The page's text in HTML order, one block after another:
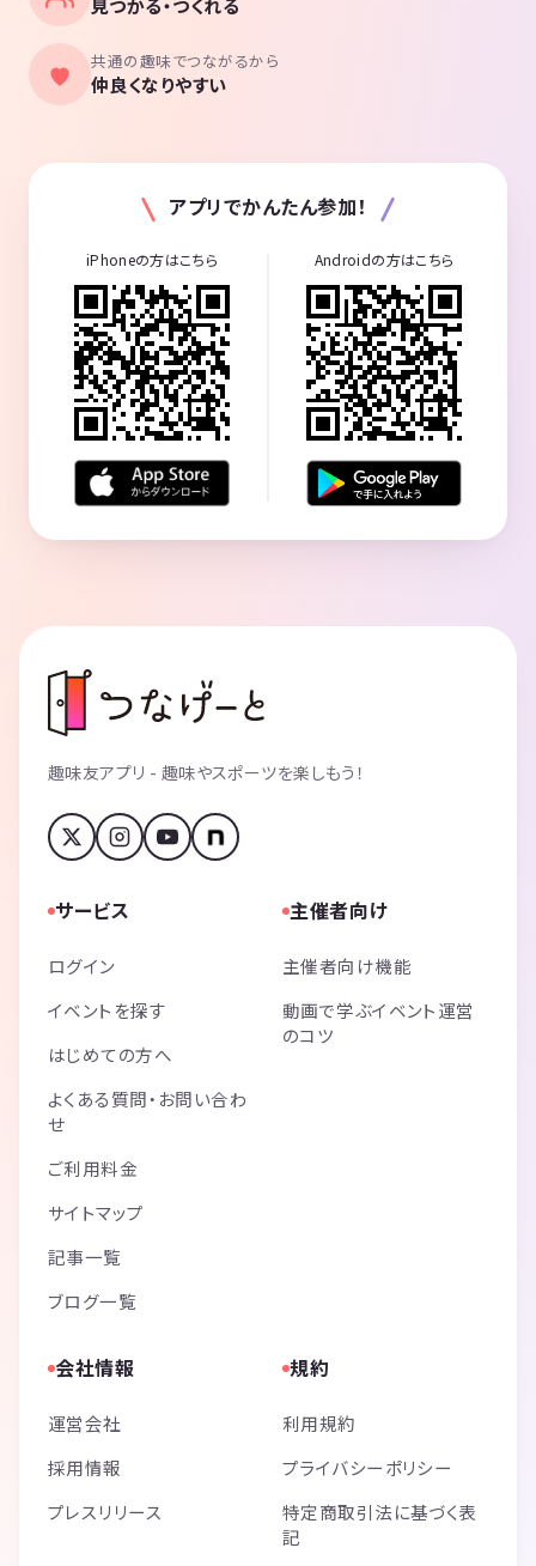
見つかる・つくれる
共通の趣味でつながるから
仲良くなりやすい
アプリでかんたん参加！
iPhoneの方はこちら Androidの方はこちら
趣味友アプリ - 趣味やスポーツを楽しもう！
サービス
ログイン
イベントを探す
はじめての方へ
よくある質問・お問い合わ
せ
ご利用料金
サイトマップ
記事一覧
ブログ一覧
主催者向け
主催者向け機能
動画で学ぶイベント運営
のコツ
会社情報
運営会社
採用情報
プレスリリース
規約
利用規約
プライバシーポリシー
特定商取引法に基づく表
記